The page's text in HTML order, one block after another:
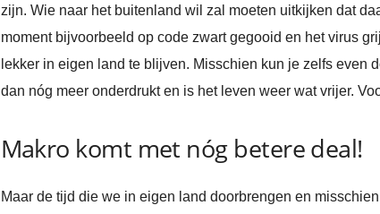
zijn. Wie naar het buitenland wil zal moeten uitkijken dat
moment bijvoorbeeld op code zwart gegooid en het virus
lekker in eigen land te blijven. Misschien kun je zelfs even
dan nóg meer onderdrukt en is het leven weer wat vrijer.
Makro komt met nóg betere deal!
Maar de tijd die we in eigen land doorbrengen en